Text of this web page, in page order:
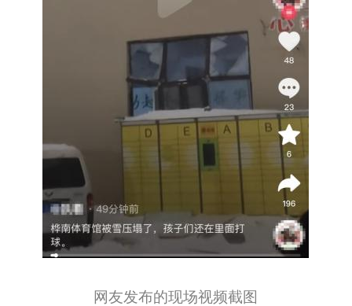
网友发布的现场视频截图